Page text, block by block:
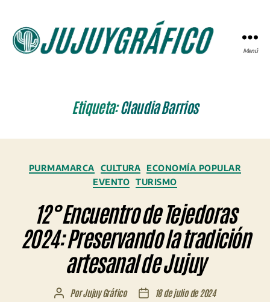
Menú
Etiqueta:Claudia Barrios
Categorías
PURMAMARCA CULTURA
ECONOMÍA POPULAR
EVENTO
TURISMO
12° Encuentro de Tejedoras
2024: Preservando la tradición
artesanal de Jujuy
AutorPorJujuy Gráfico
Fecha18 de julio de 2024